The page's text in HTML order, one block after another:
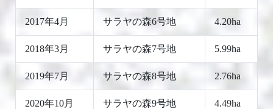
2017年4月 サラヤの森6号地 4.20ha
2018年3月 サラヤの森7号地 5.99ha
2019年7月 サラヤの森8号地 2.76ha
2020年10月 サラヤの森9号地 4.49ha